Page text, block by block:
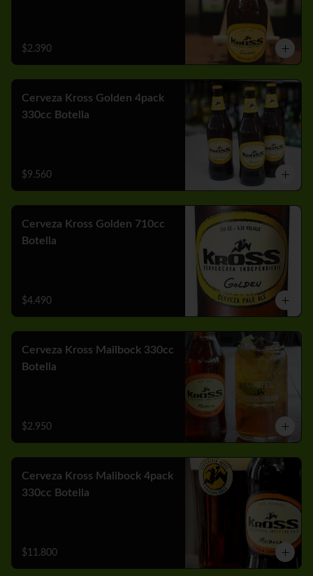
$2.390
Cerveza Kross Golden 4pack
330cc Botella
$9.560
Cerveza Kross Golden 710cc
Botella
$4.490
Cerveza Kross Mailbock 330cc
Botella
$2.950
Cerveza Kross Malibock 4pack
330cc Botella
$11.800